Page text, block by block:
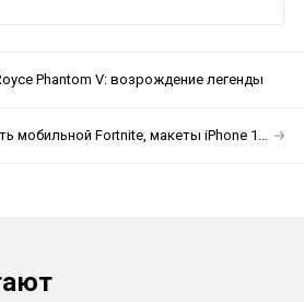
Phantom V: возрождение легенды
макеты iPhone 12 и новый «Пуск» в Windows 10